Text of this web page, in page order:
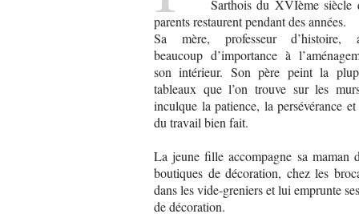
Sarthois du XVIème siècle
parents restaurent pendant des années.
Sa mère, professeur d’histoire,
beaucoup d’importance à
son intérieur. Son père peint la
tableaux que l’on trouve sur les
inculque la patience, la persévérance
du travail bien fait.
La jeune fille accompagne sa maman
boutiques de décoration, chez les
dans les vide-greniers et lui emprunte
de décoration.